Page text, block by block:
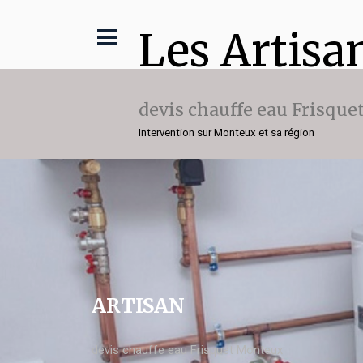
Les
devis chauffe eau
Intervention sur Monteux et sa région
ARTISAN
devis chauffe eau Frisquet Monteux